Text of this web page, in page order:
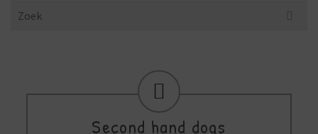
Search
Second hand dogs